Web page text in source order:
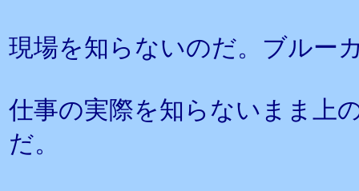
現場を知らないのだ。ブルー
仕事の実際を知らないまま上
だ。